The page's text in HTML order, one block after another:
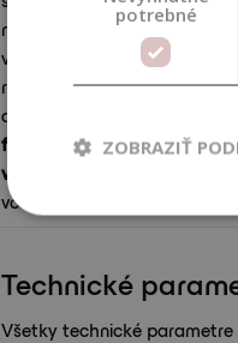
môžete uzatvárať vhodnými
vlastného konceptu balenia.
rôznymi typmi uzáverov
a uzáverov, ktoré sú
funkčné
. Avšak pri
vlastný test kompatibility
voskom a pri kontakte s
Technické
Všetky technické
potrebné
ZOBRAZIŤ